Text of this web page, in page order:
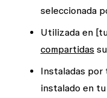
seleccionada
Utilizada en
compartidas
Instaladas por
instalado en